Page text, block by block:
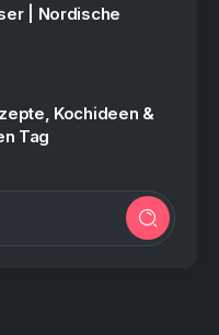
| Nordische
Kochideen &
Tag